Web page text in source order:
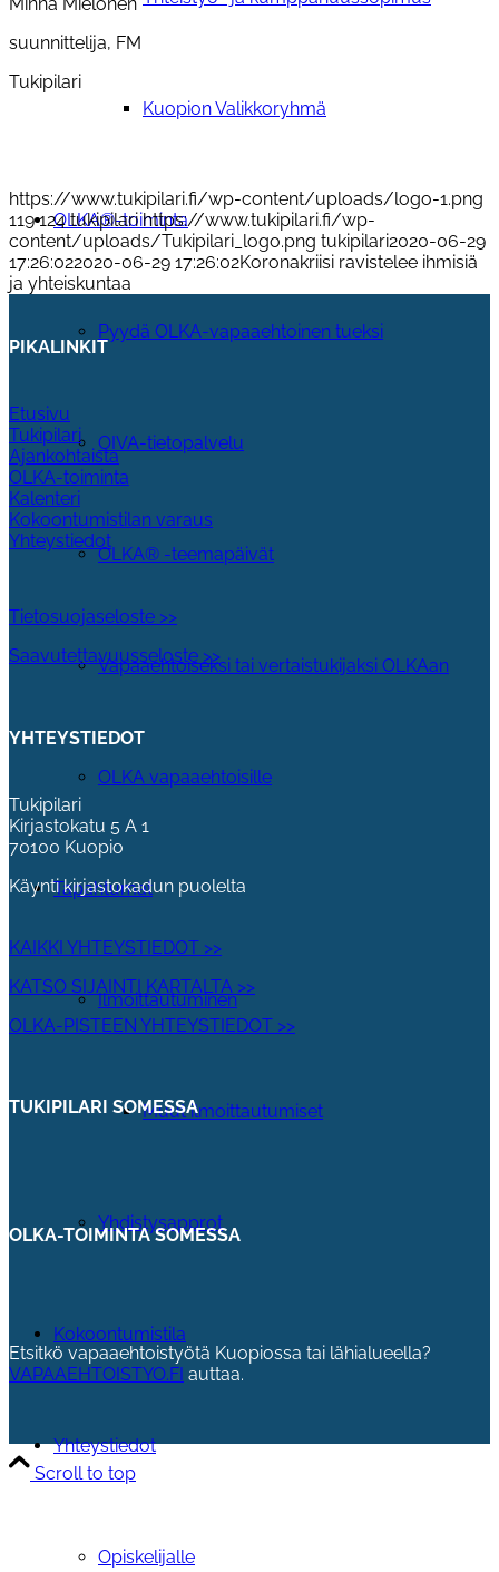
Kuopion Valikkoryhmä
OLKA®-toiminta
Pyydä OLKA-vapaaehtoinen tueksi
OIVA-tietopalvelu
OLKA® -teemapäivät
Vapaaehtoiseksi tai vertaistukijaksi OLKAan
OLKA vapaaehtoisille
Tapahtumat
Ilmoittautuminen
Muut ilmoittautumiset
Yhdistysapprot
Kokoontumistila
Yhteystiedot
Opiskelijalle
suunnittelija, FM
Tukipilari
https://www.tukipilari.fi/wp-content/uploads/logo-1.png
119 124 tukipilari https://www.tukipilari.fi/wp-
content/uploads/Tukipilari_logo.png tukipilari2020-06-29
17:26:022020-06-29 17:26:02Koronakriisi ravistelee ihmisiä
ja yhteiskuntaa
PIKALINKIT
Etusivu
Tukipilari
Ajankohtaista
OLKA-toiminta
Kalenteri
Kokoontumistilan varaus
Yhteystiedot
Tietosuojaseloste >>
Saavutettavuusseloste >>
YHTEYSTIEDOT
Tukipilari
Kirjastokatu 5 A 1
70100 Kuopio
Käynti kirjastokadun puolelta
KAIKKI YHTEYSTIEDOT >>
KATSO SIJAINTI KARTALTA >>
OLKA-PISTEEN YHTEYSTIEDOT >>
TUKIPILARI SOMESSA
OLKA-TOIMINTA SOMESSA
Etsitkö vapaaehtoistyötä Kuopiossa tai lähialueella?
VAPAAEHTOISTYO.FI auttaa.
Scroll to top